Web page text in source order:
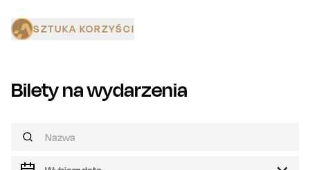
SZTUKA KORZYŚCI
Bilety na wydarzenia